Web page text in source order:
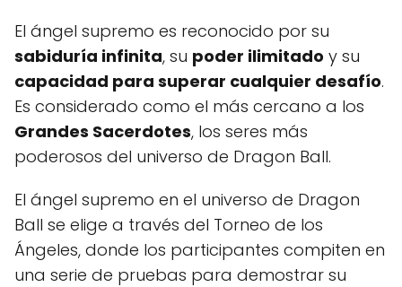
El ángel supremo es reconocido por su
sabiduría infinita, su poder ilimitado y su
capacidad para superar cualquier desafío.
Es considerado como el más cercano a los
Grandes Sacerdotes, los seres más
poderosos del universo de Dragon Ball.
El ángel supremo en el universo de Dragon
Ball se elige a través del Torneo de los
Ángeles, donde los participantes compiten en
una serie de pruebas para demostrar su